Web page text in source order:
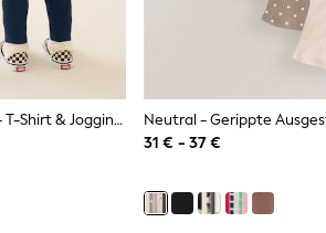
Marineblau/Weiß Brunch Club - T-Shirt & Jogginghosen-Set 4 Teile (3Monate–7Jahre)
31 € - 37 €